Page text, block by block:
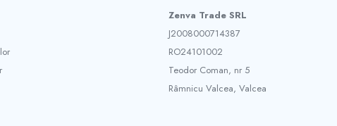
Zenva Trade SRL
J2008000714387
RO24101002
Teodor Coman, nr 5
Râmnicu Valcea, Valcea